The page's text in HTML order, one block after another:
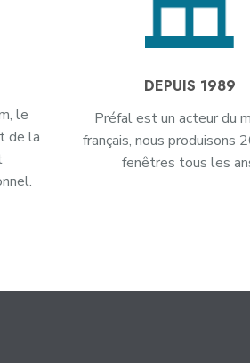
le
de la
DEPUIS 1989
Préfal est un acteur du
français, nous produisons
fenêtres tous les